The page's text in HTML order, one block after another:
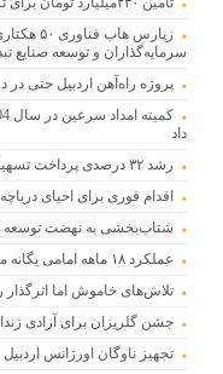
زپارس
سرمایه‌گذاران و توسعه صنایع
پروژه راه‌آهن اردبیل حتی در
داد
رشد ۳۲ درصدی پرداخت تسهیلات قرض‌الحسنه در سال ۱۴۰۴
اقدام فوری برای احیای
شتاب‌بخشی به نهضت توسعه
عملکرد ۱۸ ماهه امامی یگانه مورد قبول است
تلاش‌های خاموش اما
جشن گلریزان برای آزادی
تجهیز ناوگان اورژانس اردبیل